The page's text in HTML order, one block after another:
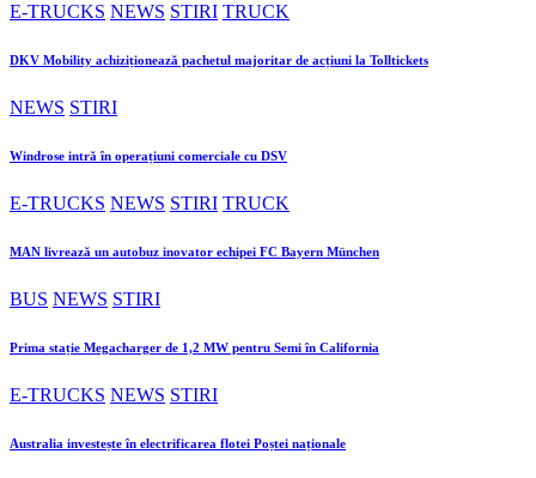
E-TRUCKS NEWS STIRI TRUCK
DKV Mobility achiziționează pachetul majoritar de acțiuni la Tolltickets
NEWS STIRI
Windrose intră în operațiuni comerciale cu DSV
E-TRUCKS NEWS STIRI TRUCK
MAN livrează un autobuz inovator echipei FC Bayern München
BUS NEWS STIRI
Prima stație Megacharger de 1,2 MW pentru Semi în California
E-TRUCKS NEWS STIRI
Australia investește în electrificarea flotei Poștei naționale